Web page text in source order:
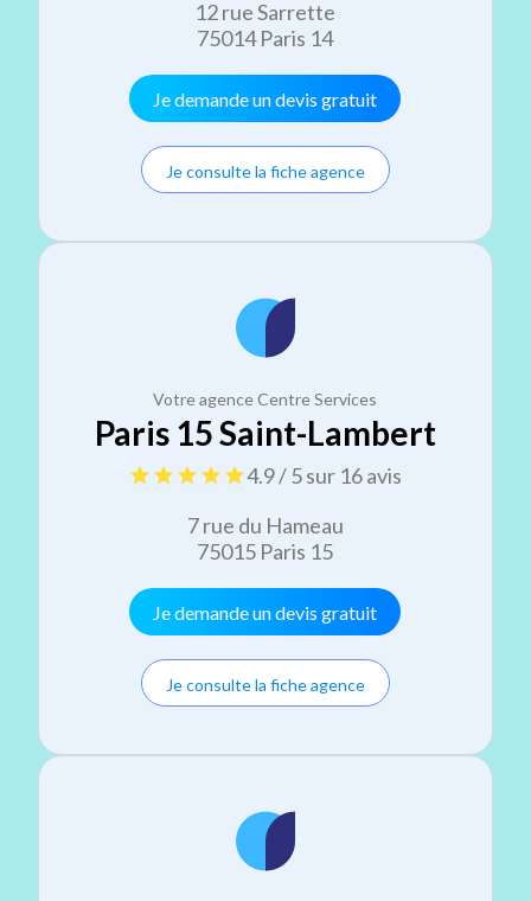
12 rue Sarrette
75014 Paris 14
Je demande un devis gratuit
Je consulte la fiche agence
Votre agence Centre Services
Paris 15 Saint-Lambert
4.9 / 5 sur 16 avis
7 rue du Hameau
75015 Paris 15
Je demande un devis gratuit
Je consulte la fiche agence